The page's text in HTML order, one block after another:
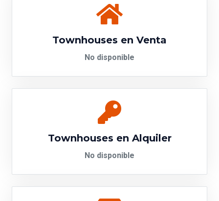
Townhouses en Venta
No disponible
Townhouses en Alquiler
No disponible